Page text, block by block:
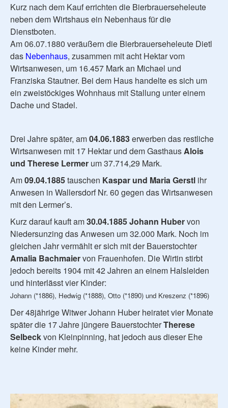
Kurz nach dem Kauf errichten die Bierbrauerseheleute
neben dem Wirtshaus ein Nebenhaus für die
Dienstboten.
Am 06.07.1880 veräußern die Bierbrauerseheleute Dietl
das Nebenhaus, zusammen mit acht Hektar vom
Wirtsanwesen, um 16.457 Mark an Michael und
Franziska Stautner. Bei dem Haus handelte es sich um
ein zweistöckiges Wohnhaus mit Stallung unter einem
Dache und Stadel.
Drei Jahre später, am04.06.1883erwerben das restliche
Wirtsanwesen mit 17 Hektar und dem GasthausAlois
und Therese Lermer um 37.714,29 Mark.
Am09.04.1885tauschen Kaspar und Maria Gerstl ihr
Anwesen in Wallersdorf Nr. 60 gegen das Wirtsanwesen
mit den Lermer’s.
Kurz darauf kauft am30.04.1885Johann Hubervon
Niedersunzing das Anwesen um 32.000 Mark. Noch im
gleichen Jahr vermählt er sich mit der Bauerstochter
Amalia Bachmaiervon Frauenhofen. Die Wirtin stirbt
jedoch bereits 1904 mit 42 Jahren an einem Halsleiden
und hinterlässt vier Kinder:
Johann (*1886), Hedwig (*1888), Otto (*1890) und Kreszenz (*1896)
Der 48jährige Witwer Johann Huber heiratet vier Monate
später die 17 Jahre jüngere BauerstochterTherese
Selbeckvon Kleinpinning, hat jedoch aus dieser Ehe
keine Kinder mehr.